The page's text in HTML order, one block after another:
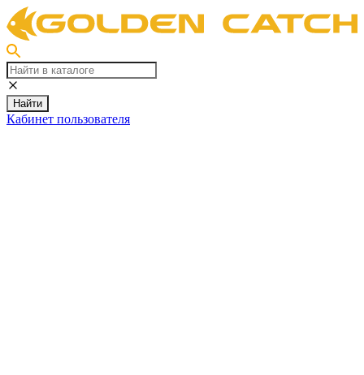
Найти
Кабинет пользователя